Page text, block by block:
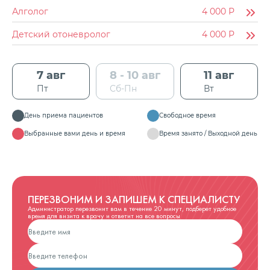
Алголог 4 000 Р
Детский отоневролог 4 000 Р
7 авг
Пт
8 - 10 авг
Сб-Пн
11 авг
Вт
День приема пациентов Свободное время
Выбранные вами день и время Время занято / Выходной день
ПЕРЕЗВОНИМ И ЗАПИШЕМ К СПЕЦИАЛИСТУ
Администратор перезвонит вам в течение 20 минут, подберет удобное
время для визита к врачу и ответит на все вопросы